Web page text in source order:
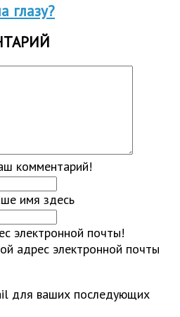
глазу?
комментарий!
имя здесь
электронной почты!
адрес электронной почты
для ваших последующих